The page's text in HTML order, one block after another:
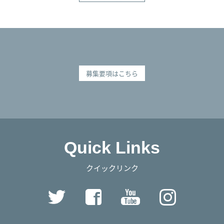
募集要項はこちら
Quick Links
クイックリンク
Twitter FacebookYouTube